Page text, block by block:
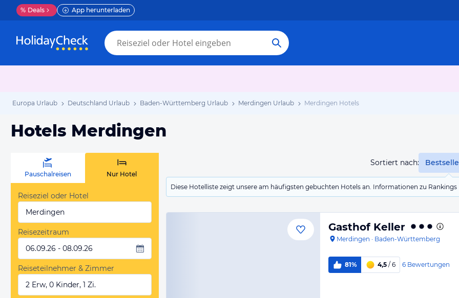
% Deals App herunterladen
Europa Urlaub Deutschland Urlaub Baden-Württemberg Urlaub Merdingen Urlaub Merdingen Hotels
Hotels Merdingen
Sortiert nach:
Diese Hotelliste zeigt unsere am häufigsten gebuchten Hotels an. Informationen zu
Pauschalreisen Nur Hotel
Reiseziel oder Hotel
Merdingen
Reisezeitraum
06.09.26 - 08.09.26
Reiseteilnehmer & Zimmer
2 Erw, 0 Kinder, 1 Zi.
Gasthof Keller
Merdingen · Baden-Württemberg
81% 4,5 / 6 6 Bewertungen